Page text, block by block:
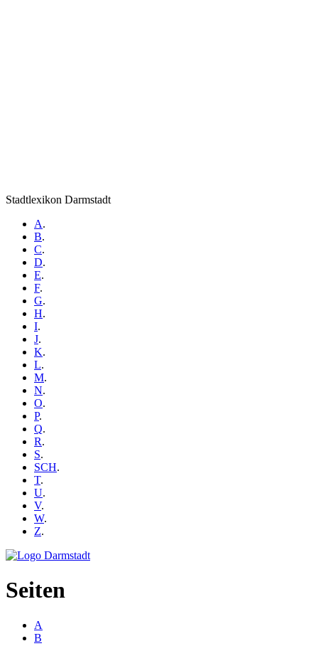
Stadtlexikon Darmstadt
A.
B.
C.
D.
E.
F.
G.
H.
I.
J.
K.
L.
M.
N.
O.
P.
Q.
R.
S.
SCH.
T.
U.
V.
W.
Z.
Seiten
A
B